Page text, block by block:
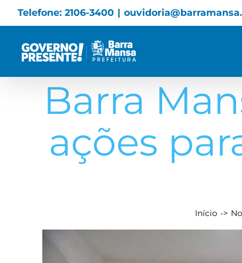
Skip
to
content
Telefone: 2106-3400 |
Barra
ações
Início